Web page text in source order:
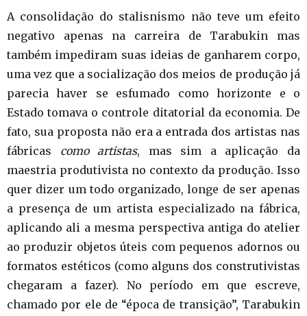
A consolidação do stalisnismo não teve um efeito
negativo apenas na carreira de Tarabukin mas
também impediram suas ideias de ganharem corpo,
uma vez que a socialização dos meios de produção já
parecia haver se esfumado como horizonte e o
Estado tomava o controle ditatorial da economia. De
fato, sua proposta não era a entrada dos artistas nas
fábricas como artistas, mas sim a aplicação da
maestria produtivista no contexto da produção. Isso
quer dizer um todo organizado, longe de ser apenas
a presença de um artista especializado na fábrica,
aplicando ali a mesma perspectiva antiga do atelier
ao produzir objetos úteis com pequenos adornos ou
formatos estéticos (como alguns dos construtivistas
chegaram a fazer). No período em que escreve,
chamado por ele de “época de transição”, Tarabukin